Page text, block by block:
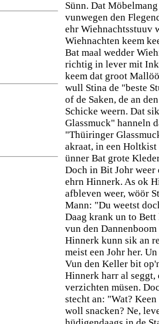
Sünn. Dat
vunwegen den
ehr Wiehnachtsstuuv
Wiehnachten keem
Bat maal wedder
richtig in lever mit
keem dat groot
wull Stina de "beste
of de Saken, de an
Schicke weern. Dat
Glassmuck" hanneln
"Thüiringer
akraat, in een
ünner Bat grote
Doch in Bit Johr
ehrn Hinnerk. As ok
afbleven weer, wöör
Mann: "Du weetst
Daag krank un to Bett
vun den
Hinnerk kunn sik an
meist een Johr her.
Vun den Keller bit
Hinnerk harr al seggt,
verzichten müsen.
stecht an: "Wat?
woll snacken? Ne,